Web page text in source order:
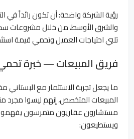
رؤية الشركة واضحة: أن تكون رائداً في
والشرق الأوسط، من خلال مشروعات
تلبي احتياجات العميل وتحمي قيمة
فريق المبيعات — خبرة
ما يجعل تجربة الاستثمار مع
المبيعات المتخصص، إنهم ليسوا مجرد
مستشارون عقاريون متمرسون
ويستطيعون: